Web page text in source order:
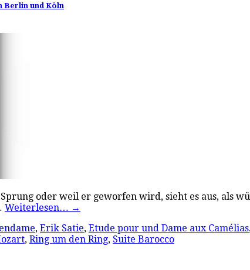
Berlin und Köln
oder weil er geworfen wird, sieht es aus, als
Weiterlesen… →
, Erik Satie, Etude pour und Dame aux Camélias,
, Ring um den Ring, Suite Barocco